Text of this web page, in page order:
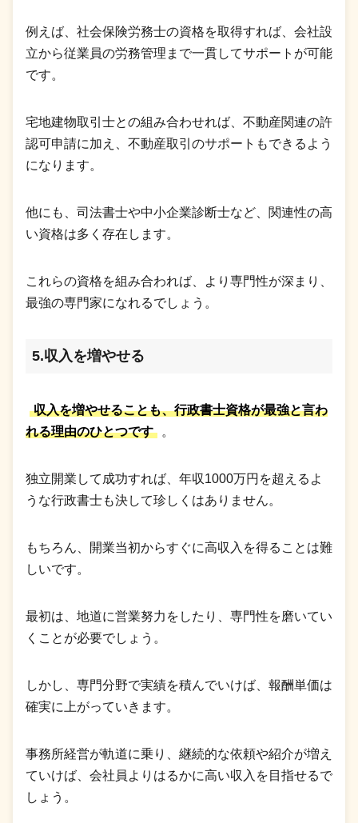
例えば、社会保険労務士の資格を取得すれば、会社設
立から従業員の労務管理まで一貫してサポートが可能
です。
宅地建物取引士との組み合わせれば、不動産関連の許
認可申請に加え、不動産取引のサポートもできるよう
になります。
他にも、司法書士や中小企業診断士など、関連性の高
い資格は多く存在します。
これらの資格を組み合われば、より専門性が深まり、
最強の専門家になれるでしょう。
5.収入を増やせる
収入を増やせることも、行政書士資格が最強と言わ
れる理由のひとつです
。
独立開業して成功すれば、年収1000万円を超えるよ
うな行政書士も決して珍しくはありません。
もちろん、開業当初からすぐに高収入を得ることは難
しいです。
最初は、地道に営業努力をしたり、専門性を磨いてい
くことが必要でしょう。
しかし、専門分野で実績を積んでいけば、報酬単価は
確実に上がっていきます。
事務所経営が軌道に乗り、継続的な依頼や紹介が増え
ていけば、会社員よりはるかに高い収入を目指せるで
しょう。